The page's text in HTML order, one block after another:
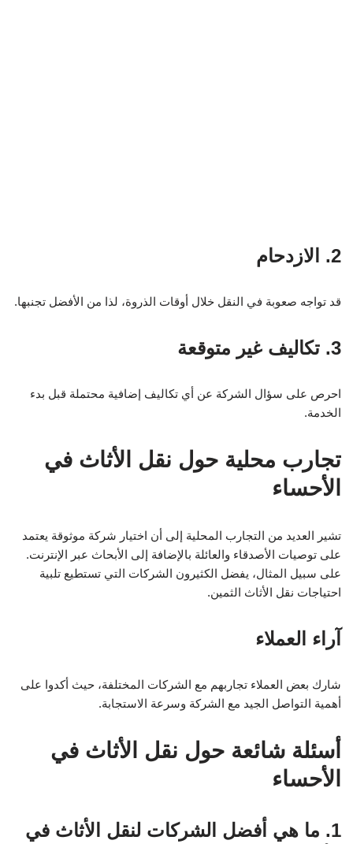
2. الازدحام
قد تواجه صعوبة في النقل خلال أوقات الذروة، لذا من الأفضل تجنبها.
3. تكاليف غير متوقعة
احرص على سؤال الشركة عن أي تكاليف إضافية محتملة قبل بدء
الخدمة.
تجارب محلية حول نقل الأثاث في
الأحساء
تشير العديد من التجارب المحلية إلى أن اختيار شركة موثوقة يعتمد
على توصيات الأصدقاء والعائلة بالإضافة إلى الأبحاث عبر الإنترنت.
على سبيل المثال، يفضل الكثيرون الشركات التي تستطيع تلبية
احتياجات نقل الأثاث الثمين.
آراء العملاء
شارك بعض العملاء تجاربهم مع الشركات المختلفة، حيث أكدوا على
أهمية التواصل الجيد مع الشركة وسرعة الاستجابة.
أسئلة شائعة حول نقل الأثاث في
الأحساء
1. ما هي أفضل الشركات لنقل الأثاث في